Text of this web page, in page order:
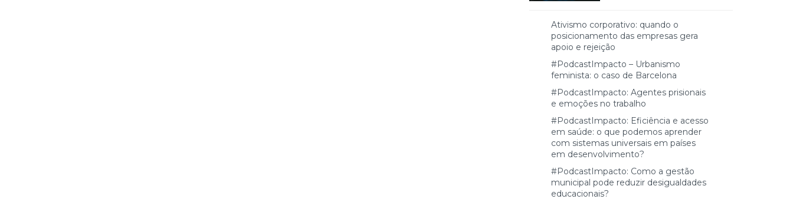
Ativismo corporativo: quando o
posicionamento das empresas gera
apoio e rejeição
#PodcastImpacto – Urbanismo
feminista: o caso de Barcelona
#PodcastImpacto: Agentes prisionais
e emoções no trabalho
#PodcastImpacto: Eficiência e acesso
em saúde: o que podemos aprender
com sistemas universais em países
em desenvolvimento?
#PodcastImpacto: Como a gestão
municipal pode reduzir desigualdades
educacionais?